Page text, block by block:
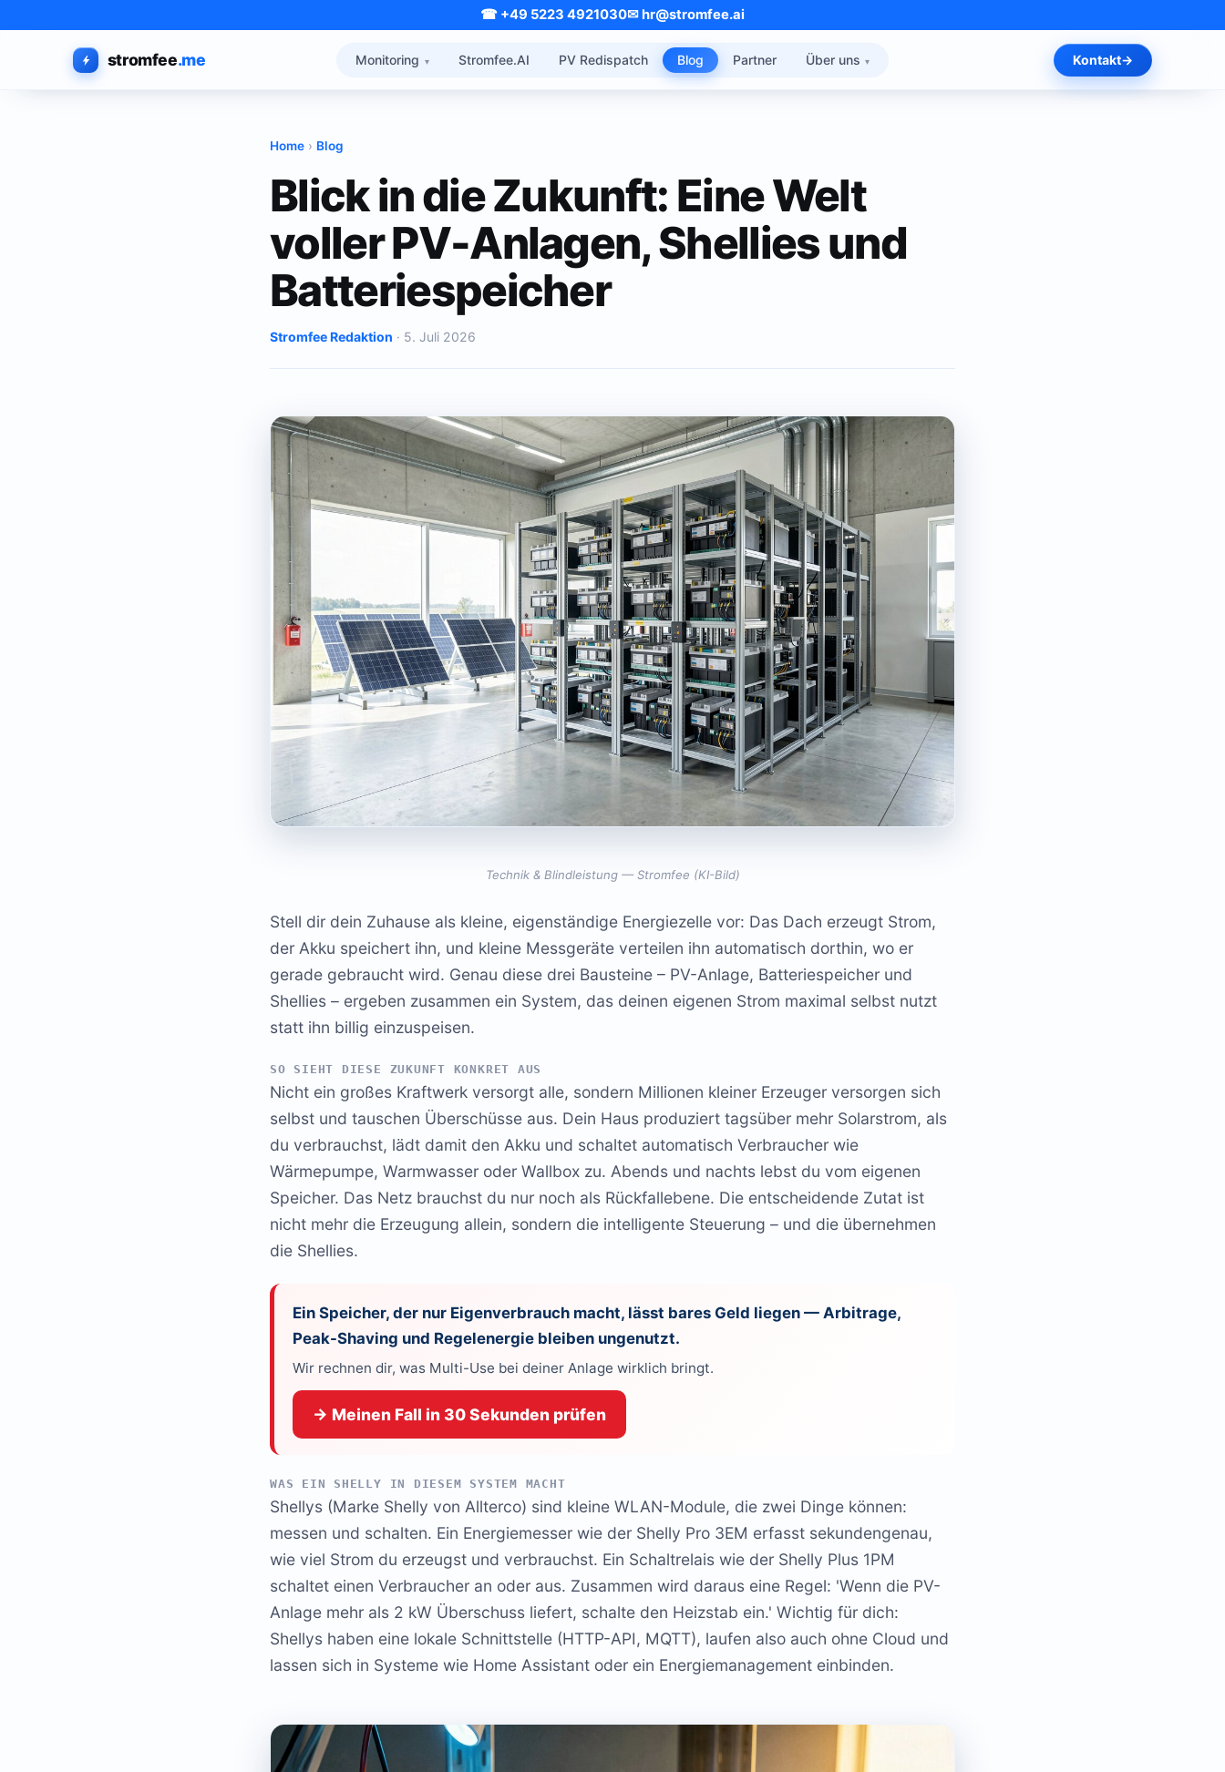
☎ +49 5223 4921030✉ hr@stromfee.ai
stromfee.me Monitoring Stromfee.AI PV Redispatch Blog Partner Über uns Kontakt
Home › Blog
Blick in die Zukunft: Eine Welt
voller PV-Anlagen, Shellies und
Batteriespeicher
Stromfee Redaktion · 5. Juli 2026
Technik & Blindleistung — Stromfee (KI-Bild)
Stell dir dein Zuhause als kleine, eigenständige Energiezelle vor: Das Dach erzeugt Strom,
der Akku speichert ihn, und kleine Messgeräte verteilen ihn automatisch dorthin, wo er
gerade gebraucht wird. Genau diese drei Bausteine – PV-Anlage, Batteriespeicher und
Shellies – ergeben zusammen ein System, das deinen eigenen Strom maximal selbst nutzt
statt ihn billig einzuspeisen.
SO SIEHT DIESE ZUKUNFT KONKRET AUS
Nicht ein großes Kraftwerk versorgt alle, sondern Millionen kleiner Erzeuger versorgen sich
selbst und tauschen Überschüsse aus. Dein Haus produziert tagsüber mehr Solarstrom, als
du verbrauchst, lädt damit den Akku und schaltet automatisch Verbraucher wie
Wärmepumpe, Warmwasser oder Wallbox zu. Abends und nachts lebst du vom eigenen
Speicher. Das Netz brauchst du nur noch als Rückfallebene. Die entscheidende Zutat ist
nicht mehr die Erzeugung allein, sondern die intelligente Steuerung – und die übernehmen
die Shellies.
Ein Speicher, der nur Eigenverbrauch macht, lässt bares Geld liegen — Arbitrage,
Peak-Shaving und Regelenergie bleiben ungenutzt.
Wir rechnen dir, was Multi-Use bei deiner Anlage wirklich bringt.
→ Meinen Fall in 30 Sekunden prüfen
WAS EIN SHELLY IN DIESEM SYSTEM MACHT
Shellys (Marke Shelly von Allterco) sind kleine WLAN-Module, die zwei Dinge können:
messen und schalten. Ein Energiemesser wie der Shelly Pro 3EM erfasst sekundengenau,
wie viel Strom du erzeugst und verbrauchst. Ein Schaltrelais wie der Shelly Plus 1PM
schaltet einen Verbraucher an oder aus. Zusammen wird daraus eine Regel: 'Wenn die PV-
Anlage mehr als 2 kW Überschuss liefert, schalte den Heizstab ein.' Wichtig für dich:
Shellys haben eine lokale Schnittstelle (HTTP-API, MQTT), laufen also auch ohne Cloud und
lassen sich in Systeme wie Home Assistant oder ein Energiemanagement einbinden.